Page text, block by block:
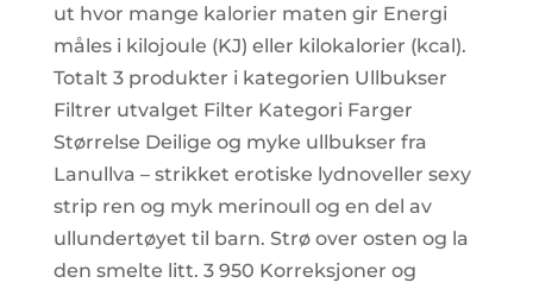
ut hvor mange kalorier maten gir Energi
måles i kilojoule (KJ) eller kilokalorier (kcal).
Totalt 3 produkter i kategorien Ullbukser
Filtrer utvalget Filter Kategori Farger
Størrelse Deilige og myke ullbukser fra
Lanullva – strikket erotiske lydnoveller sexy
strip ren og myk merinoull og en del av
ullundertøyet til barn. Strø over osten og la
den smelte litt. 3 950 Korreksjoner og